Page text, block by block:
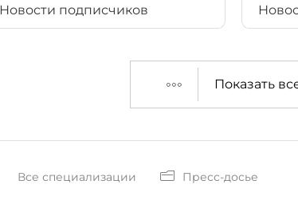
Новости подписчиков
Показать
Все специализации Пресс-досье